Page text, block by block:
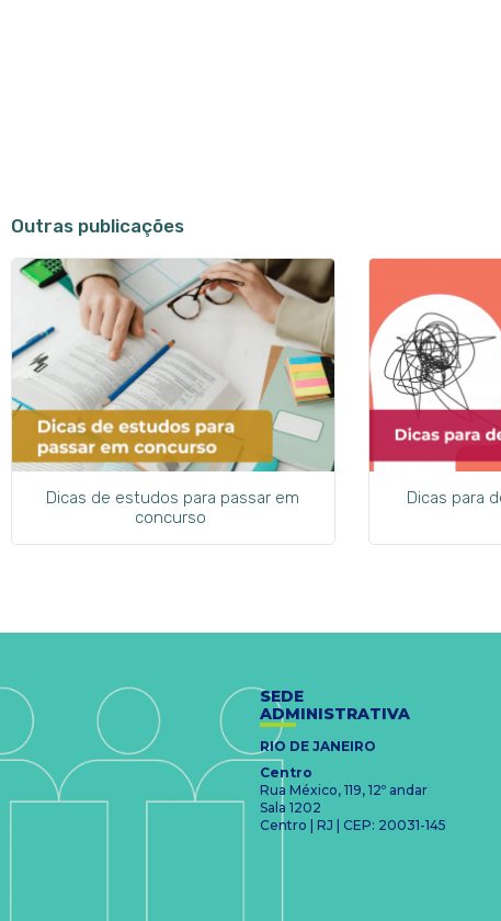
Outras publicações
Dicas de estudos para passar em
concurso
Dicas para
SEDE
ADMINISTRATIVA
RIO DE JANEIRO
Centro
Rua México, 119, 12º andar
Sala 1202
Centro | RJ | CEP: 20031-145